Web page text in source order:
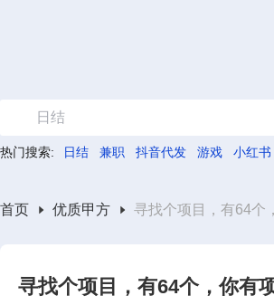
日结
热门搜索: 日结 兼职 抖音代发 游戏 小红书
首页 优质甲方 寻找个项目，有64个
寻找个项目，有64个，你有